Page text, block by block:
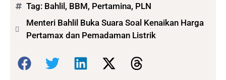
Tag: Bahlil, BBM, Pertamina, PLN
Menteri Bahlil Buka Suara Soal Kenaikan Harga
Pertamax dan Pemadaman Listrik
Bagikan: